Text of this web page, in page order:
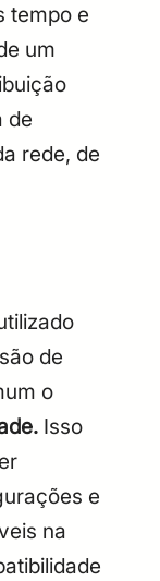
tempo e
um
de
rede, de
de
o
Isso
e
na